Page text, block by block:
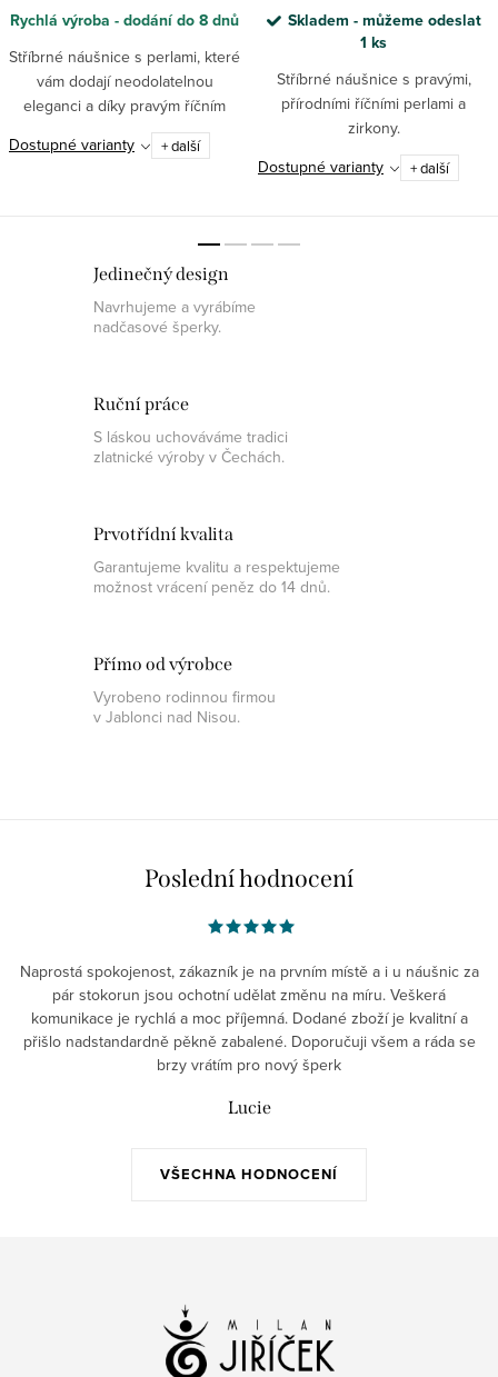
Rychlá výroba - dodání do 8 dnů
Stříbrné náušnice s perlami, které
vám dodají neodolatelnou
eleganci a díky pravým říčním
perlám a drahému kovu i
nadčasovou prestiž.
Dostupné varianty + další
Skladem - můžeme odeslat
1 ks
Stříbrné náušnice s pravými,
přírodními říčními perlami a
zirkony.
Dostupné varianty
+ další
Jedinečný design
Navrhujeme a vyrábíme
nadčasové šperky.
Ruční práce
S láskou uchováváme tradici
zlatnické výroby v Čechách.
Prvotřídní kvalita
Garantujeme kvalitu a respektujeme
možnost vrácení peněz do 14 dnů.
Přímo od výrobce
Vyrobeno rodinnou firmou
v Jablonci nad Nisou.
Poslední hodnocení
VŠECHNA HODNOCENÍ
Naprostá spokojenost, zákazník je na prvním místě a i u náušnic za
pár stokorun jsou ochotní udělat změnu na míru. Veškerá
komunikace je rychlá a moc příjemná. Dodané zboží je kvalitní a
přišlo nadstandardně pěkně zabalené. Doporučuji všem a ráda se
brzy vrátím pro nový šperk
Lucie